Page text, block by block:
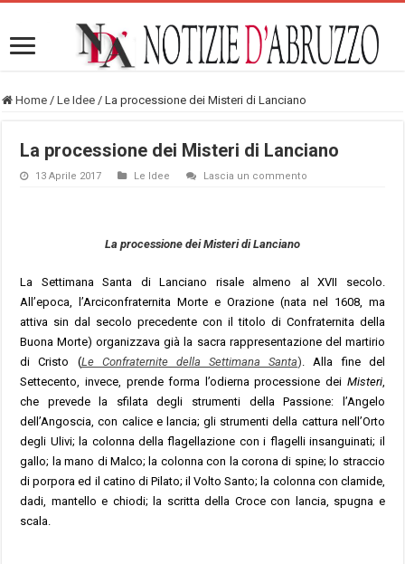
Home / Le Idee / La processione dei Misteri di Lanciano
La processione dei Misteri di Lanciano
13 Aprile 2017 Le Idee Lascia un commento
La processione dei Misteri di Lanciano
La Settimana Santa di Lanciano risale almeno al XVII secolo.
All’epoca, l’Arciconfraternita Morte e Orazione (nata nel 1608, ma
attiva sin dal secolo precedente con il titolo di Confraternita della
Buona Morte) organizzava già la sacra rappresentazione del martirio
di Cristo (Le Confraternite della Settimana Santa) . Alla fine del
Settecento, invece, prende forma l’odierna processione dei Misteri,
che prevede la sfilata degli strumenti della Passione: l’Angelo
dell’Angoscia, con calice e lancia; gli strumenti della cattura nell’Orto
degli Ulivi; la colonna della flagellazione con i flagelli insanguinati; il
gallo; la mano di Malco; la colonna con la corona di spine; lo straccio
di porpora ed il catino di Pilato; il Volto Santo; la colonna con clamide,
dadi, mantello e chiodi; la scritta della Croce con lancia, spugna e
scala.